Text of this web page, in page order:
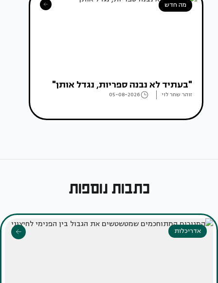
מה חדש
"בעתיד לא נבנה ספריות, נגדל אותן"
זוהר שחר לוי 05-08-2026
כתבות נוספות
אדריכלות